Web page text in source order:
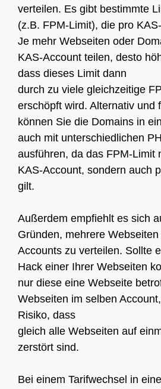
verteilen. Es gibt bestimmte
(z.B. FPM-Limit), die pro
Je mehr Webseiten oder
KAS-Account teilen, desto
dass dieses Limit dann
durch zu viele gleichzeitige
erschöpft wird. Alternativ und
können Sie die Domains in
auch mit unterschiedlichen
ausführen, da das FPM-Limit
KAS-Account, sondern auch
gilt.
Außerdem empfiehlt es sich
Gründen, mehrere
Accounts zu verteilen. Sollte
Hack einer Ihrer Webseiten
nur diese eine Webseite
Webseiten im selben
Risiko, dass
gleich alle Webseiten auf
zerstört sind.
Bei einem Tarifwechsel in